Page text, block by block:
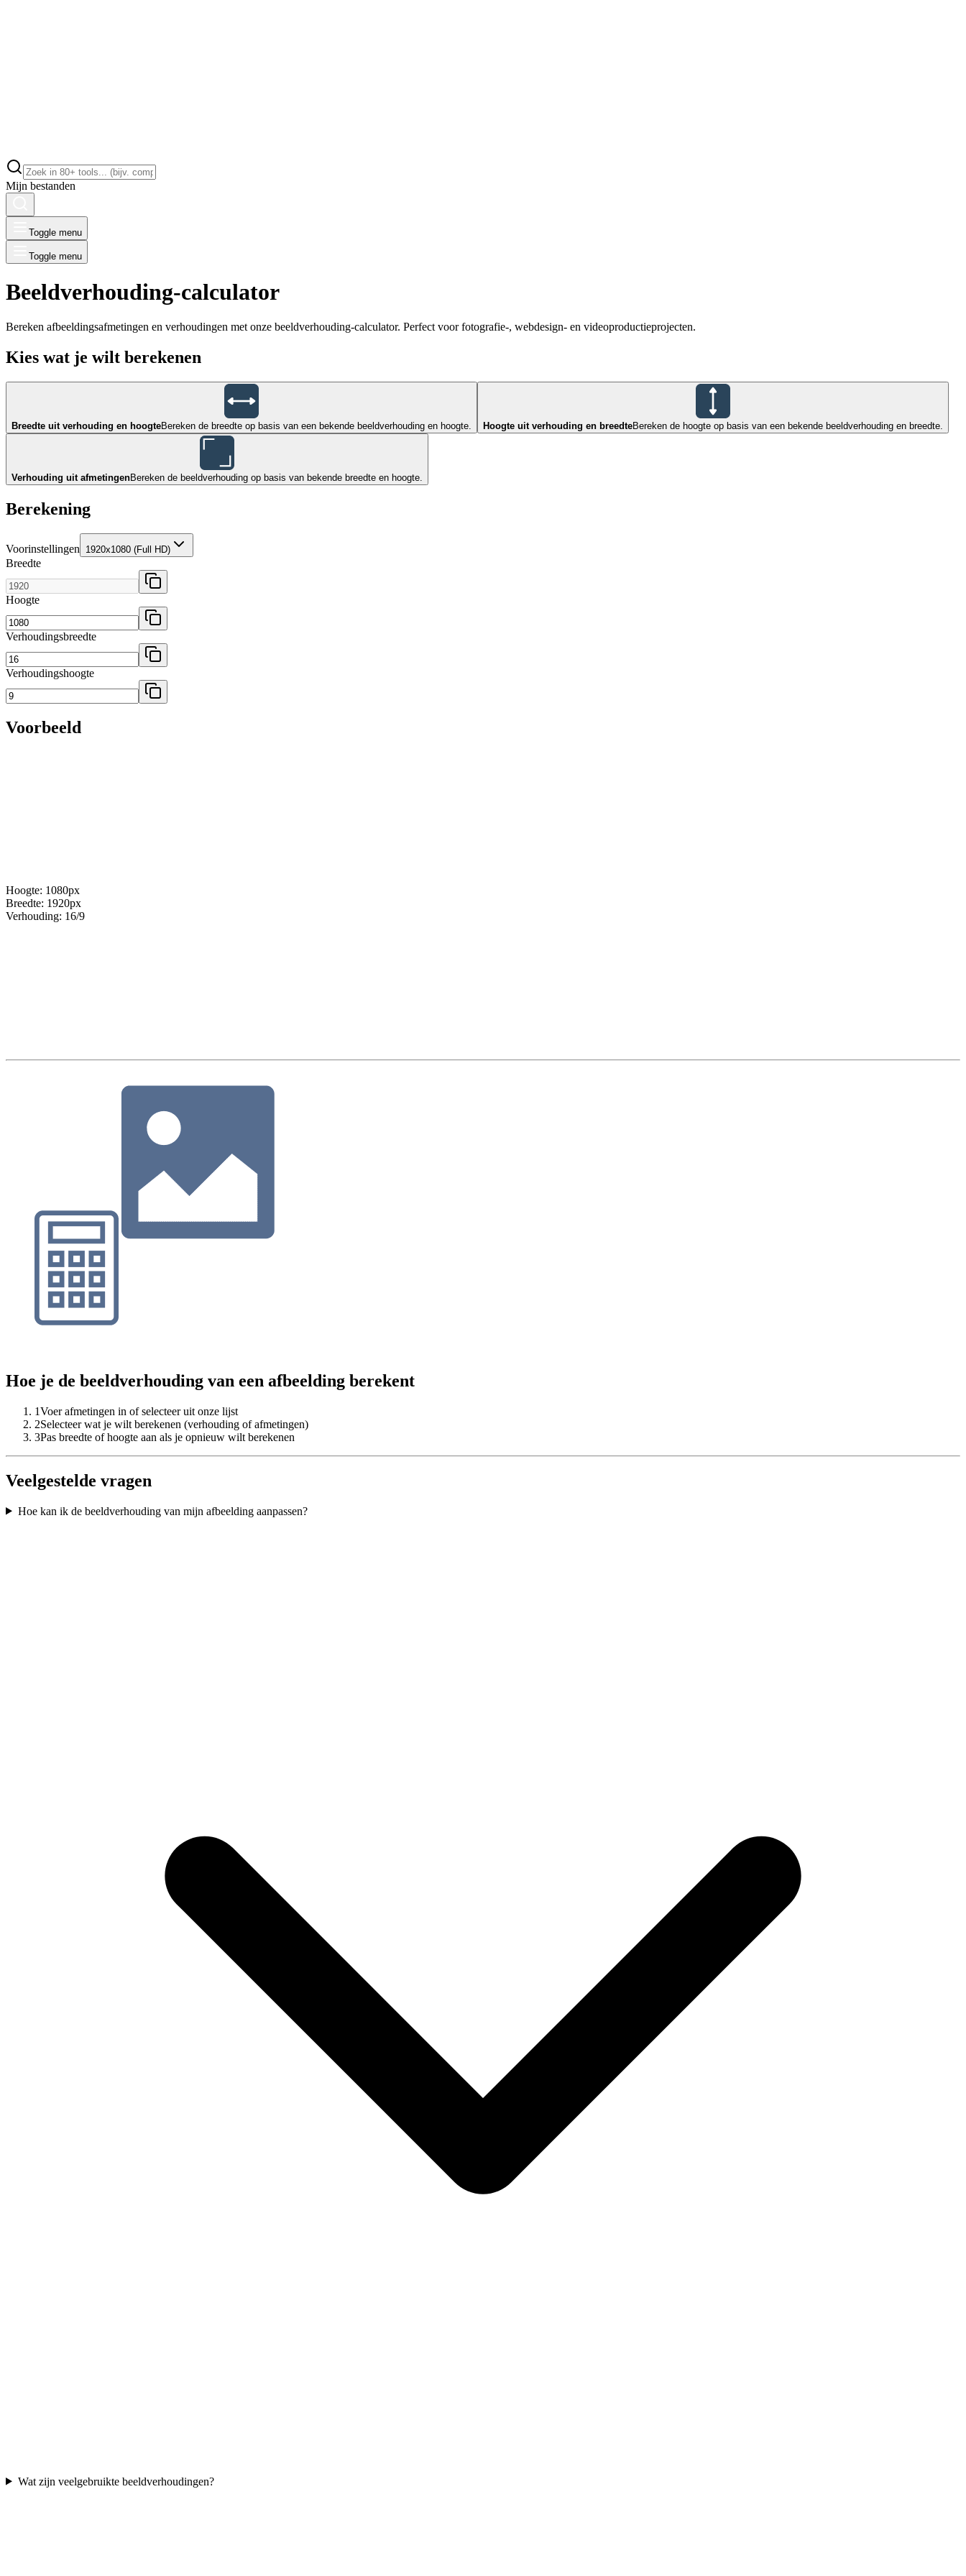
Mijn bestanden
Toggle menu
Toggle menu
Beeldverhouding-calculator
Bereken afbeeldingsafmetingen en verhoudingen met onze beeldverhouding-calculator. Perfect voor fotografie-, webdesign- en videoproductieprojecten.
Kies wat je wilt berekenen
Breedte uit verhouding en hoogteBereken de breedte op basis van een bekende beeldverhouding en hoogte. Hoogte uit verhouding en breedteBereken de hoogte op basis van een bekende beeldverhouding en breedte.
Verhouding uit afmetingenBereken de beeldverhouding op basis van bekende breedte en hoogte.
Berekening
Voorinstellingen 1920x1080 (Full HD)
Breedte
Hoogte
Verhoudingsbreedte
Verhoudingshoogte
Voorbeeld
Hoogte: 1080px
Breedte: 1920px
Verhouding: 16/9
Hoe je de beeldverhouding van een afbeelding berekent
1Voer afmetingen in of selecteer uit onze lijst
2Selecteer wat je wilt berekenen (verhouding of afmetingen)
3Pas breedte of hoogte aan als je opnieuw wilt berekenen
Veelgestelde vragen
Hoe kan ik de beeldverhouding van mijn afbeelding aanpassen?
Wat zijn veelgebruikte beeldverhoudingen?